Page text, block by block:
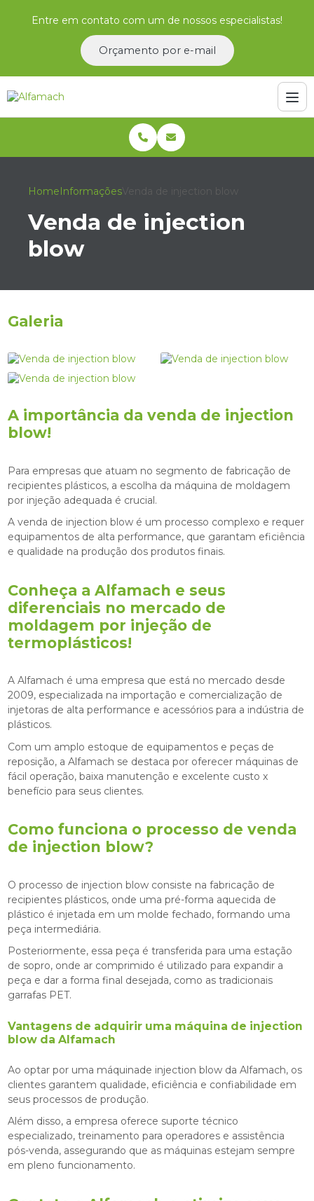
Entre em contato com um de nossos especialistas!
Orçamento por e-mail
Home InformaçõesVenda de injection blow
Venda de injection
blow
Galeria
A importância da venda de injection
blow!
Para empresas que atuam no segmento de fabricação de
recipientes plásticos, a escolha da máquina de moldagem
por injeção adequada é crucial.
A venda de injection blowé um processo complexo e requer
equipamentos de alta performance, que garantam eficiência
e qualidade na produção dos produtos finais.
Conheça a Alfamach e seus
diferenciais no mercado de
moldagem por injeção de
termoplásticos!
A Alfamach é uma empresa que está no mercado desde
2009, especializada na importação e comercialização de
injetoras de alta performance e acessórios para a indústria de
plásticos.
Com um amplo estoque de equipamentos e peças de
reposição, a Alfamach se destaca por oferecer máquinas de
fácil operação, baixa manutenção e excelente custo x
benefício para seus clientes.
Como funciona o processo de venda
de injection blow?
O processo de injection blow consiste na fabricação de
recipientes plásticos, onde uma pré-forma aquecida de
plástico é injetada em um molde fechado, formando uma
peça intermediária.
Posteriormente, essa peça é transferida para uma estação
de sopro, onde ar comprimido é utilizado para expandir a
peça e dar a forma final desejada, como as tradicionais
garrafas PET.
Vantagens de adquirir uma máquina de injection
blow da Alfamach
Ao optar por uma máquinade injection blow da Alfamach, os
clientes garantem qualidade, eficiência e confiabilidade em
seus processos de produção.
Além disso, a empresa oferece suporte técnico
especializado, treinamento para operadores e assistência
pós-venda, assegurando que as máquinas estejam sempre
em pleno funcionamento.